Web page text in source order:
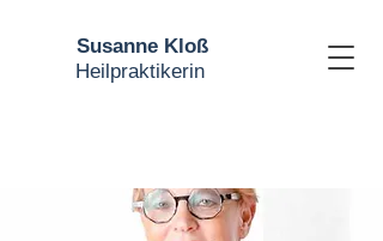
Susanne Kloß
Heilpraktikerin